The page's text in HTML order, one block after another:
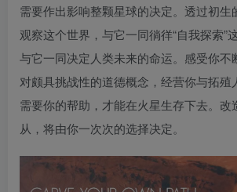
需要作出影响整颗星球的决定。透过初生
观察这个世界，与它一同徜徉“自我探索”
与它一同决定人类未来的命运。感受你不
对颇具挑战性的道德概念，经营你与拓殖
需要你的帮助，才能在火星生存下去。改
从，将由你一次次的选择决定。